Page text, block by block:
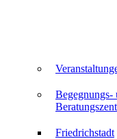
Begegnungs-
Friedrichstadt